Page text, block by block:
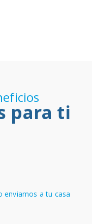
para ti
enviamos a tu casa